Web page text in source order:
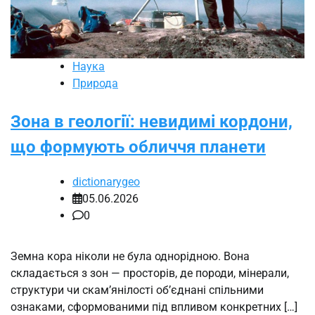
Наука
Природа
Зона в геології: невидимі кордони,
що формують обличчя планети
dictionarygeo
05.06.2026
0
Земна кора ніколи не була однорідною. Вона
складається з зон — просторів, де породи, мінерали,
структури чи скам’янілості об’єднані спільними
ознаками, сформованими під впливом конкретних […]